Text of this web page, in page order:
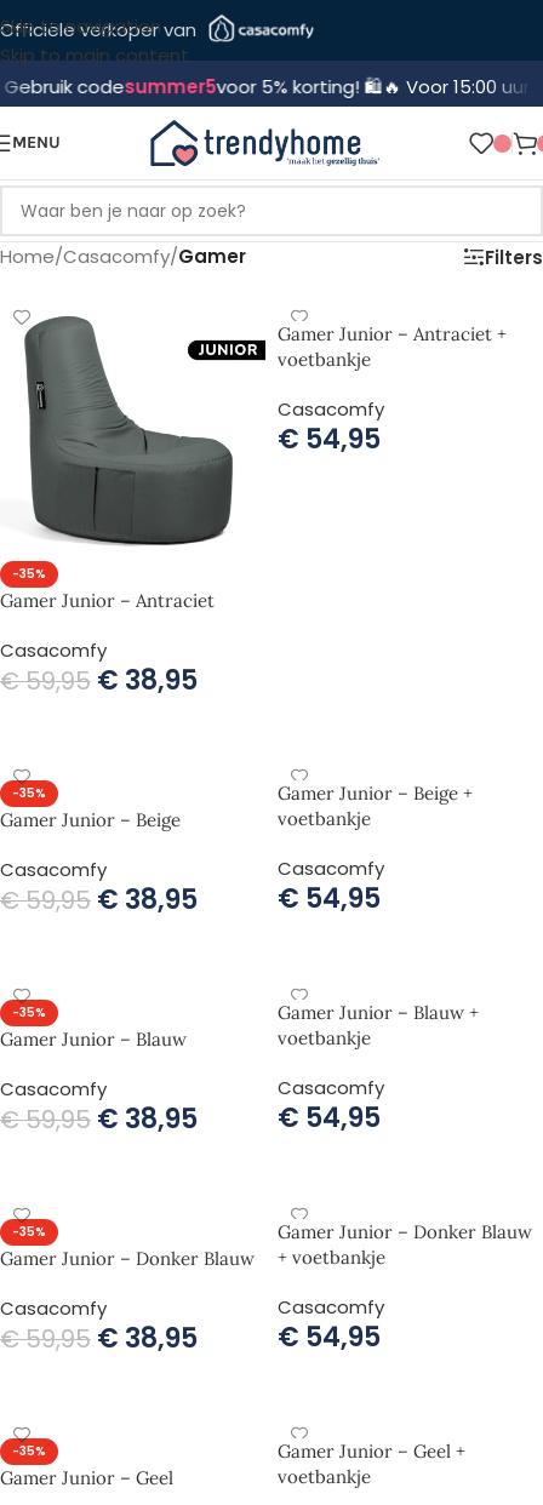
Skip to navigation
Skip to main content
Officiële verkoper van
codesummer5voor 5% korting! 🛍️🔥 Voor 15:00 uur
MENU
Home/Casacomfy/Gamer Filters
-35%
Gamer Junior – Antraciet
Casacomfy
€59,95 € 38,95
Gamer Junior – Antraciet +
voetbankje
Casacomfy
€ 54,95
-35%
Gamer Junior – Beige
Casacomfy
€59,95 € 38,95
Gamer Junior – Beige +
voetbankje
Casacomfy
€ 54,95
-35%
Gamer Junior – Blauw
Casacomfy
€59,95 € 38,95
Gamer Junior – Blauw +
voetbankje
Casacomfy
€ 54,95
-35%
Gamer Junior – Donker Blauw
Casacomfy
€59,95 € 38,95
Gamer Junior – Donker Blauw
+ voetbankje
Casacomfy
€ 54,95
-35%
Gamer Junior – Geel
Gamer Junior – Geel +
voetbankje